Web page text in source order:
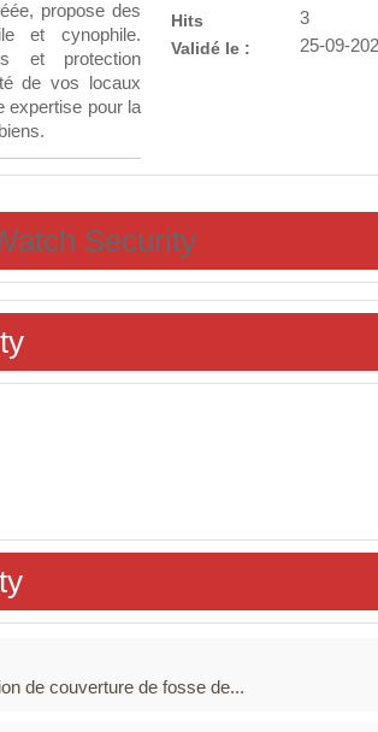
propose des
et cynophile.
et protection
de vos locaux
expertise pour la
Hits
3
Validé le :
25-09-
Security
de couverture de fosse de...